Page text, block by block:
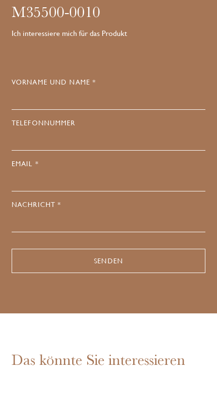
M35500-0010
Ich interessiere mich für das Produkt
VORNAME UND NAME *
TELEFONNUMMER
EMAIL *
NACHRICHT *
Das könnte Sie interessieren